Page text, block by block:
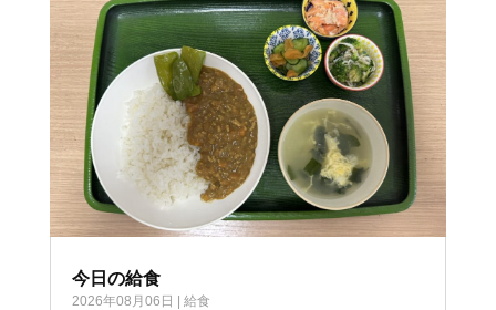
今日の給食
2026年08月06日 | 給食